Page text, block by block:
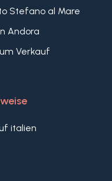
Stefano al Mare
Andora
Verkauf
italien